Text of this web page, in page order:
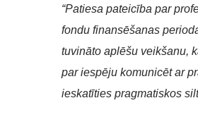
“Patiesa pateicība par
fondu finansēšanas
tuvināto aplēšu veikšanu,
par iespēju komunicēt ar
ieskatīties pragmatiskos